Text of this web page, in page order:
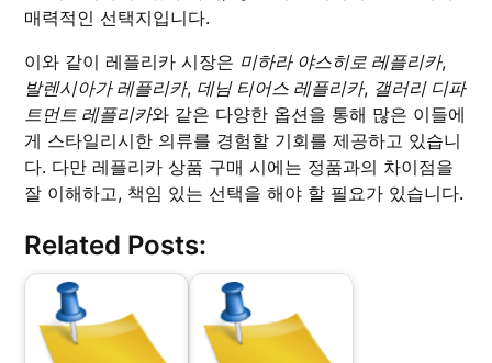
매력적인 선택지입니다.
이와 같이 레플리카 시장은 미하라 야스히로 레플리카,
발렌시아가 레플리카, 데님 티어스 레플리카, 갤러리 디파
트먼트 레플리카와 같은 다양한 옵션을 통해 많은 이들에
게 스타일리시한 의류를 경험할 기회를 제공하고 있습니
다. 다만 레플리카 상품 구매 시에는 정품과의 차이점을
잘 이해하고, 책임 있는 선택을 해야 할 필요가 있습니다.
Related Posts: